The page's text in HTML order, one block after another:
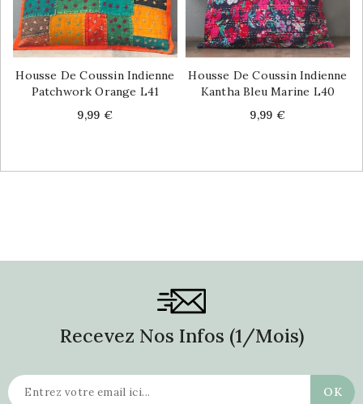
Housse De Coussin Indienne
Patchwork Orange L41
Price
9,99 €
Housse De Coussin Indienne
Kantha Bleu Marine L40
Price
9,99 €
Recevez Nos Infos (1/mois)